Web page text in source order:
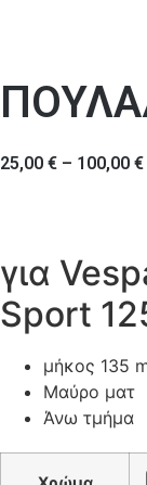
25,00 € – 100,00 €
για
Sport
μήκος 135
Μαύρο ματ
Άνω τμήμα